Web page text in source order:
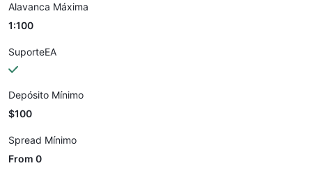
Alavanca Máxima
1:100
SuporteEA
Depósito Mínimo
$100
Spread Mínimo
From 0